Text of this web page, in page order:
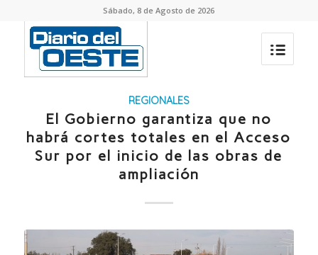
Sábado, 8 de Agosto de 2026
REGIONALES
El Gobierno garantiza que no
habrá cortes totales en el Acceso
Sur por el inicio de las obras de
ampliación